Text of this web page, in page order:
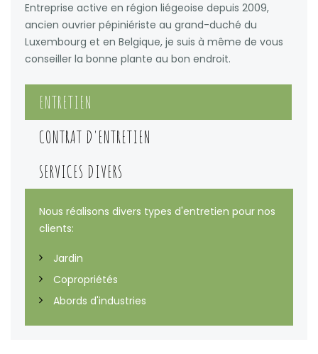
Entreprise active en région liégeoise depuis 2009,
ancien ouvrier pépiniériste au grand-duché du
Luxembourg et en Belgique, je suis à même de vous
conseiller la bonne plante au bon endroit.
ENTRETIEN
CONTRAT D'ENTRETIEN
SERVICES DIVERS
Nous réalisons divers types d'entretien pour nos
clients:
Jardin
Copropriétés
Abords d'industries